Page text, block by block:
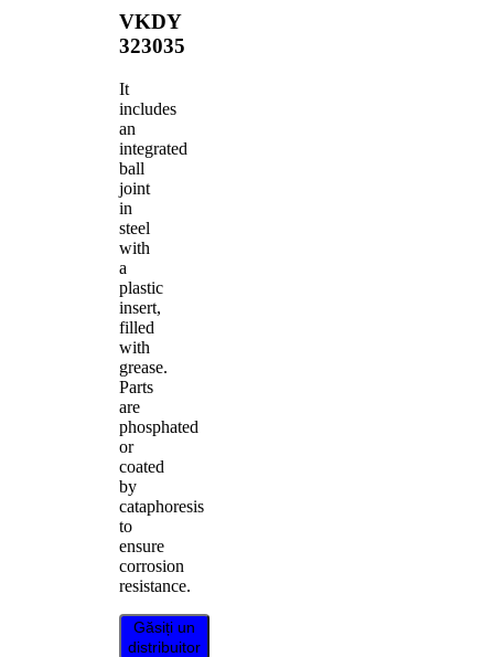
VKDY
323035
It
includes
an
integrated
ball
joint
in
steel
with
a
plastic
insert,
filled
with
grease.
Parts
are
phosphated
or
coated
by
cataphoresis
to
ensure
corrosion
resistance.
Găsiți un
distribuitor